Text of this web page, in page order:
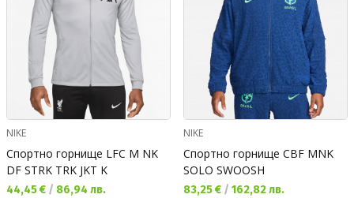
NIKE
Спортно горнище LFC M NK
DF STRK TRK JKT K
Текуща цена:
44,45 € / 86,94 лв.
NIKE
Спортно горнище CBF MNK
SOLO SWOOSH
Текуща цена:
83,25 € / 162,82 лв.